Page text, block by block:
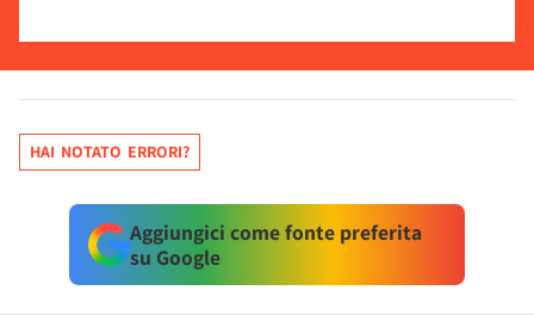
HAI NOTATO ERRORI?
Aggiungici come fonte preferita
su Google